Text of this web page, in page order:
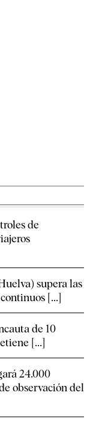
de
supera las
[...]
de 10
[...]
24.000
observación del